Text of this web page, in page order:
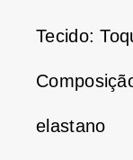
Tecido:
elastano